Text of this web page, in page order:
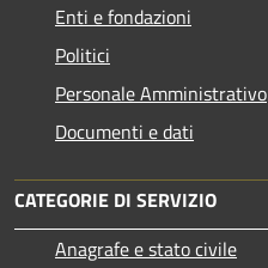
Enti e fondazioni
Politici
Personale Amministrativo
Documenti e dati
CATEGORIE DI SERVIZIO
Anagrafe e stato civile